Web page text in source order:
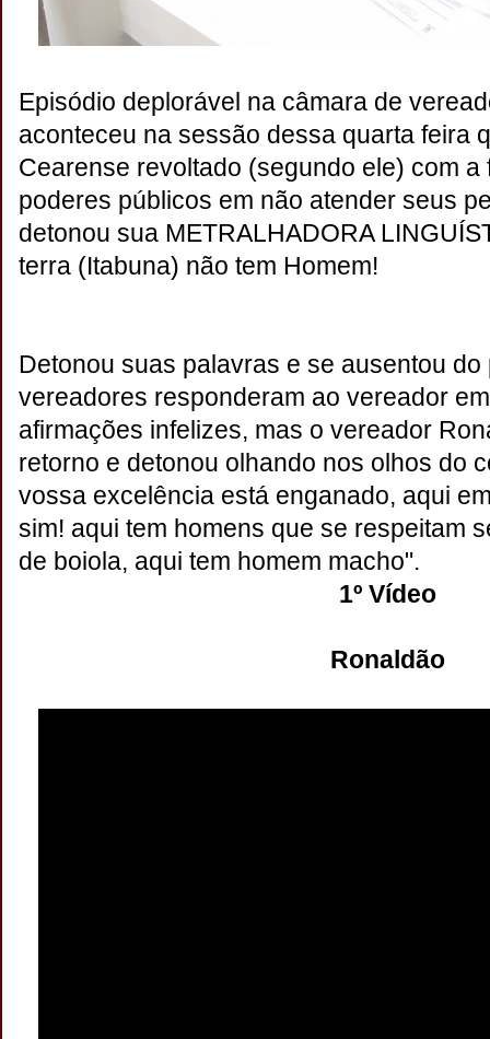
Episódio deplorável na câmara de
aconteceu na sessão dessa quarta feira
Cearense revoltado (segundo ele) com a
poderes públicos em não atender seus
detonou sua METRALHADORA
terra (Itabuna) não tem Homem!
Detonou suas palavras e se ausentou
vereadores responderam ao vereador
afirmações infelizes, mas o vereador
retorno e detonou olhando nos olhos do
vossa excelência está enganado, aqui
sim! aqui tem homens que se respeitam
de boiola, aqui tem homem macho".
1º Vídeo
Ronaldão